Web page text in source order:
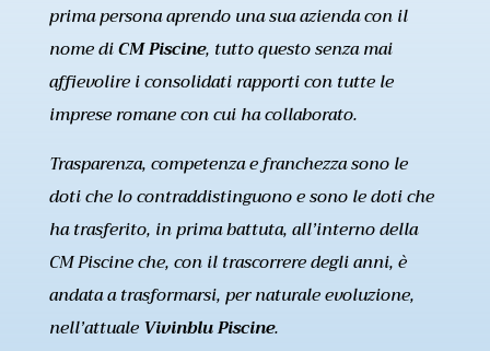
prima persona aprendo una sua azienda con il
nome diCM Piscine, tutto questo senza mai
affievolire i consolidati rapporti con tutte le
imprese romane con cui ha collaborato.
Trasparenza, competenza e franchezza sono le
doti che lo contraddistinguono e sono le doti che
ha trasferito, in prima battuta, all’interno della
CM Piscine che, con il trascorrere degli anni, è
andata a trasformarsi, per naturale evoluzione,
nell’attuale Vivinblu Piscine.